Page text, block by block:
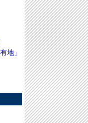
地」